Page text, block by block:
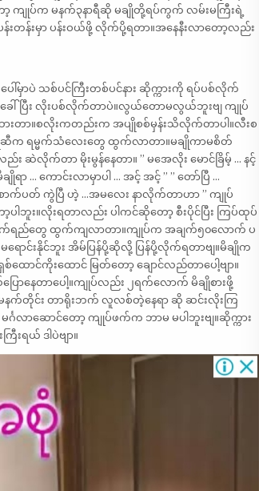
ော့ ကျုပ်က မနက်၃နာရီဆို မချိုတို့ရပ်ကွက် လမ်းမကြီးရဲ့
န်းတန်းမှာ ပန်းဝယ်ဖို့ လိုက်ပို့ရတာ။အနေနီးလာတော့လည်း
ါ်မှာပဲ သစ်ပင်ကြီးတစ်ပင်နား ဆိုက္ကားကို ရပ်ပစ်လိုက်
ခေါ်ပြီး လိုးပစ်လိုက်တာပဲ။လွယ်တောမလွယ်ဘူးဗျ ကျုပ်
းတာ။စလိုးကတည်းက အပျိုစစ်မှန်းသိလိုက်တာပါ။လီးစ
ျိုဆီက ရမ္မက်သံလေးတွေ ထွက်လာတာ။မချိုကာမစိတ်
း ဆဲလိုက်တာ မိုးမွန်နေတာ။ ” မအေလိုး မောင်ခြိမ့် … နင့်
ျိုရာ … ကောင်းလာမှာပါ … အင့် အင့် ” ” တော်ပြီ …
က်ပတ် ကွဲပြီ ဟဲ့ …အမလေး နာလိုက်တာဟာ ” ကျုပ်
ါဘူး။လိုးရတာလည်း ပါကင်ဆိုတော့ စီးပိုင်ပြီး ကြပ်ထုပ်
စောက်ရည်တွေ ထွက်ကျလာတာ။ကျုပ်က အချက်၅၀လောက် ပ
ာင်းနိုင်ဘူး အိမ်ပြန်ပို့ဆိုလို့ ပြန်ပို့လိုက်ရတာဗျ။မိချိုက
ထောင်ကိုးထောင် မြတ်တော့ ချောင်လည်တာပေါ့ဗျာ။
နေတာပေါ့။ကျုပ်လည်း ၂ရက်လောက် မိချိုစားဖို့
မနက်တိုင်း တာရိုးဘက် လူလစ်တဲ့နေရာ ဆို ဆင်းလိုးကြ
လာဆောင်တော့ ကျုပ်ဖက်က ဘာမ မပါဘူးဗျ။ဆိုက္ကား
ရယ် ဒါပဲဗျာ။